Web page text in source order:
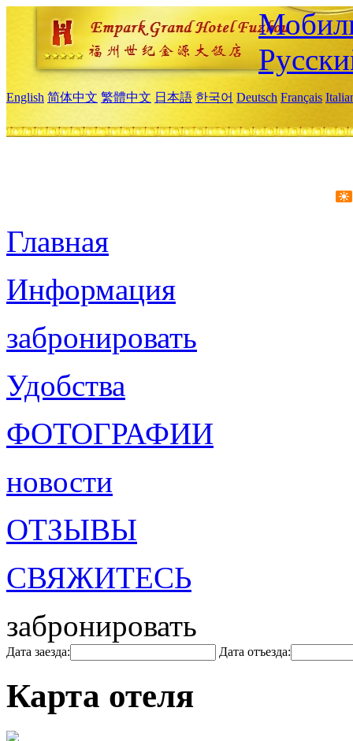
English 简体中文 繁體中文 日本語 한국어 Deutsch Français
Главная
Информация
забронировать
Удобства
ФОТОГРАФИИ
новости
ОТЗЫВЫ
СВЯЖИТЕСЬ
забронировать
Дата заезда: Дата отъезда:
Карта отеля